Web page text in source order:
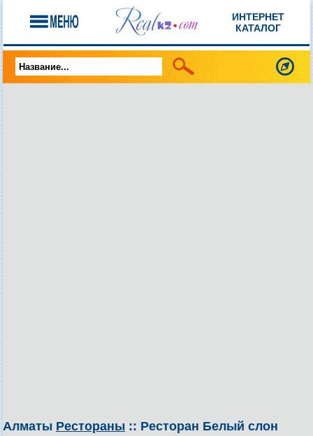
ИНТЕРНЕТ
КАТАЛОГ
Алматы Рестораны :: Ресторан Белый слон